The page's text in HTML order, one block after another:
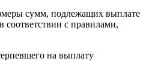
сумм, подлежащих выплате
соответствии с правилами,
на выплату